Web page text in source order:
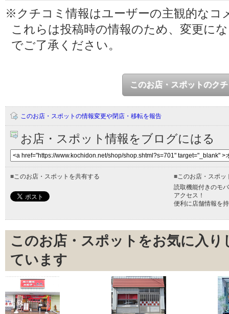
※クチコミ情報はユーザーの主観的なコ
これらは投稿時の情報のため、変更に
でご了承ください。
このお店・スポットのク
このお店・スポットの情報変更や閉店・移転を報告
お店・スポット情報をブログにはる
■このお店・スポットを共有する ■このお店・スポッ
読取機能付きのモ
アクセス！
便利に店舗情報を
このお店・スポットをお気に入
ています